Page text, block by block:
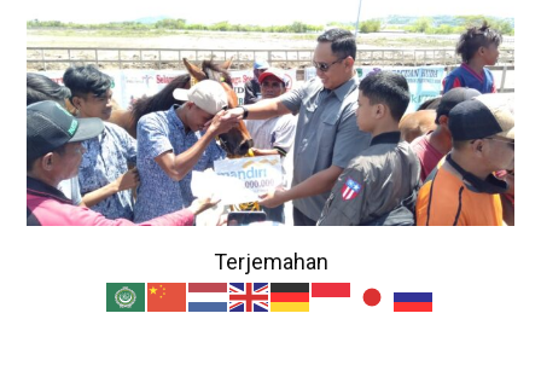
Terjemahan